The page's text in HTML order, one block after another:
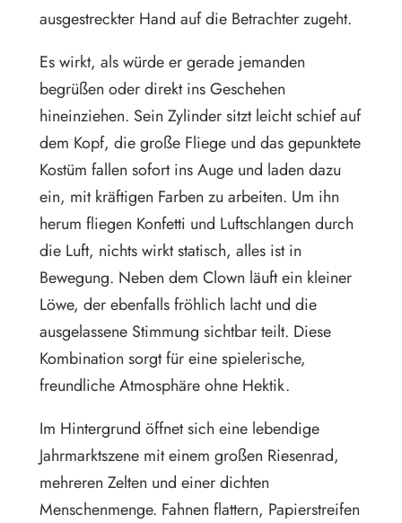
ausgestreckter Hand auf die Betrachter zugeht.
Es wirkt, als würde er gerade jemanden
begrüßen oder direkt ins Geschehen
hineinziehen. Sein Zylinder sitzt leicht schief auf
dem Kopf, die große Fliege und das gepunktete
Kostüm fallen sofort ins Auge und laden dazu
ein, mit kräftigen Farben zu arbeiten. Um ihn
herum fliegen Konfetti und Luftschlangen durch
die Luft, nichts wirkt statisch, alles ist in
Bewegung. Neben dem Clown läuft ein kleiner
Löwe, der ebenfalls fröhlich lacht und die
ausgelassene Stimmung sichtbar teilt. Diese
Kombination sorgt für eine spielerische,
freundliche Atmosphäre ohne Hektik.
Im Hintergrund öffnet sich eine lebendige
Jahrmarktszene mit einem großen Riesenrad,
mehreren Zelten und einer dichten
Menschenmenge. Fahnen flattern, Papierstreifen